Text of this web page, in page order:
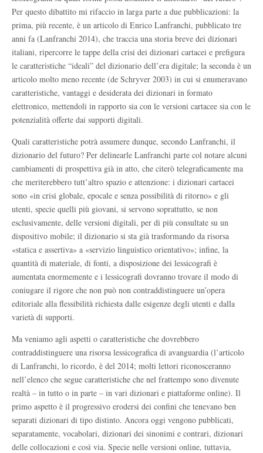
Per questo dibattito mi rifaccio in larga parte a due pubblicazioni: la
prima, più recente, è un articolo di Enrico Lanfranchi, pubblicato tre
anni fa (Lanfranchi 2014), che traccia una storia breve dei dizionari
italiani, ripercorre le tappe della crisi dei dizionari cartacei e prefigura
le caratteristiche “ideali” del dizionario dell’era digitale; la seconda è un
articolo molto meno recente (de Schryver 2003) in cui si enumeravano
caratteristiche, vantaggi e desiderata dei dizionari in formato
elettronico, mettendoli in rapporto sia con le versioni cartacee sia con le
potenzialità offerte dai supporti digitali.
Quali caratteristiche potrà assumere dunque, secondo Lanfranchi, il
dizionario del futuro? Per delinearle Lanfranchi parte col notare alcuni
cambiamenti di prospettiva già in atto, che citerò telegraficamente ma
che meriterebbero tutt’altro spazio e attenzione: i dizionari cartacei
sono «in crisi globale, epocale e senza possibilità di ritorno» e gli
utenti, specie quelli più giovani, si servono soprattutto, se non
esclusivamente, delle versioni digitali, per di più consultate su un
dispositivo mobile; il dizionario si sta già trasformando da risorsa
«statica e assertiva» a «servizio linguistico orientativo»; infine, la
quantità di materiale, di fonti, a disposizione dei lessicografi è
aumentata enormemente e i lessicografi dovranno trovare il modo di
coniugare il rigore che non può non contraddistinguere un’opera
editoriale alla flessibilità richiesta dalle esigenze degli utenti e dalla
varietà di supporti.
Ma veniamo agli aspetti o caratteristiche che dovrebbero
contraddistinguere una risorsa lessicografica di avanguardia (l’articolo
di Lanfranchi, lo ricordo, è del 2014; molti lettori riconosceranno
nell’elenco che segue caratteristiche che nel frattempo sono divenute
realtà – in tutto o in parte – in vari dizionari e piattaforme online). Il
primo aspetto è il progressivo erodersi dei confini che tenevano ben
separati dizionari di tipo distinto. Ancora oggi vengono pubblicati,
separatamente, vocabolari, dizionari dei sinonimi e contrari, dizionari
delle collocazioni e così via. Specie nelle versioni online, tuttavia,